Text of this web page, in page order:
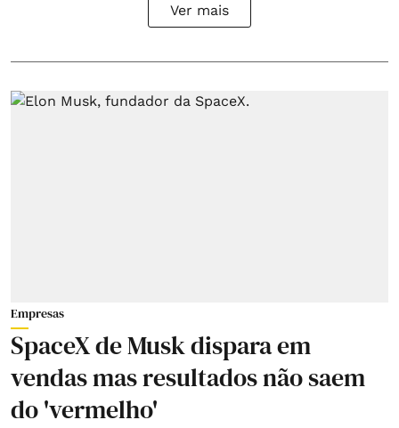
Ver mais
Empresas
SpaceX de Musk dispara em
vendas mas resultados não saem
do 'vermelho'